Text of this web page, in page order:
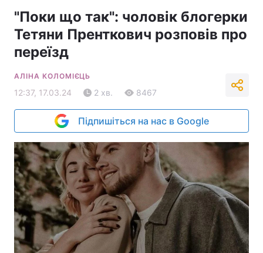
"Поки що так": чоловік блогерки
Тетяни Пренткович розповів про
переїзд
АЛІНА КОЛОМІЄЦЬ
12:37, 17.03.24 2 хв. 8467
Підпишіться на нас в Google